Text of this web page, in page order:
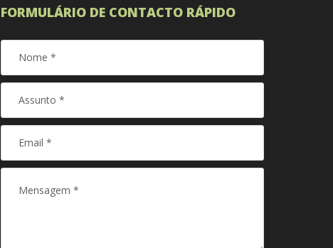
FORMULÁRIO DE CONTACTO RÁPIDO